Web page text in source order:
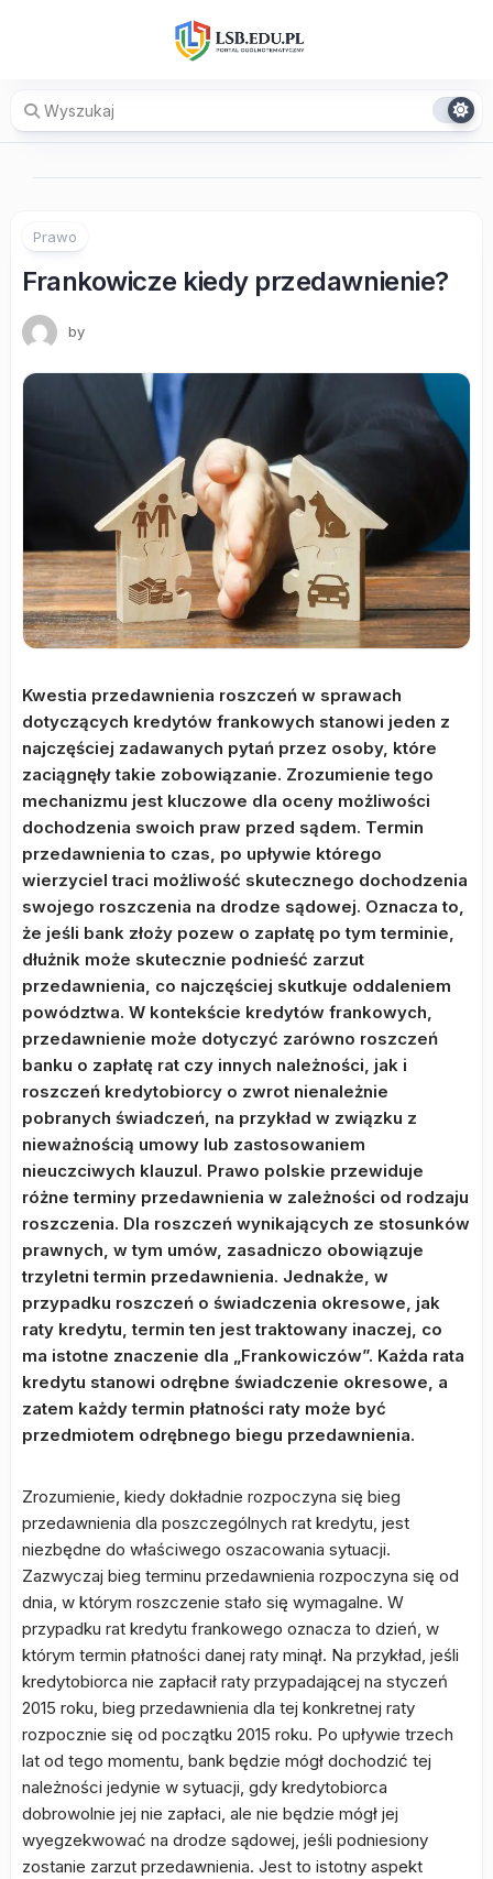
Prawo
Frankowicze kiedy przedawnienie?
by
Kwestia przedawnienia roszczeń w sprawach
dotyczących kredytów frankowych stanowi jeden z
najczęściej zadawanych pytań przez osoby, które
zaciągnęły takie zobowiązanie. Zrozumienie tego
mechanizmu jest kluczowe dla oceny możliwości
dochodzenia swoich praw przed sądem. Termin
przedawnienia to czas, po upływie którego
wierzyciel traci możliwość skutecznego dochodzenia
swojego roszczenia na drodze sądowej. Oznacza to,
że jeśli bank złoży pozew o zapłatę po tym terminie,
dłużnik może skutecznie podnieść zarzut
przedawnienia, co najczęściej skutkuje oddaleniem
powództwa. W kontekście kredytów frankowych,
przedawnienie może dotyczyć zarówno roszczeń
banku o zapłatę rat czy innych należności, jak i
roszczeń kredytobiorcy o zwrot nienależnie
pobranych świadczeń, na przykład w związku z
nieważnością umowy lub zastosowaniem
nieuczciwych klauzul. Prawo polskie przewiduje
różne terminy przedawnienia w zależności od rodzaju
roszczenia. Dla roszczeń wynikających ze stosunków
prawnych, w tym umów, zasadniczo obowiązuje
trzyletni termin przedawnienia. Jednakże, w
przypadku roszczeń o świadczenia okresowe, jak
raty kredytu, termin ten jest traktowany inaczej, co
ma istotne znaczenie dla „Frankowiczów”. Każda rata
kredytu stanowi odrębne świadczenie okresowe, a
zatem każdy termin płatności raty może być
przedmiotem odrębnego biegu przedawnienia.
Zrozumienie, kiedy dokładnie rozpoczyna się bieg
przedawnienia dla poszczególnych rat kredytu, jest
niezbędne do właściwego oszacowania sytuacji.
Zazwyczaj bieg terminu przedawnienia rozpoczyna się od
dnia, w którym roszczenie stało się wymagalne. W
przypadku rat kredytu frankowego oznacza to dzień, w
którym termin płatności danej raty minął. Na przykład, jeśli
kredytobiorca nie zapłacił raty przypadającej na styczeń
2015 roku, bieg przedawnienia dla tej konkretnej raty
rozpocznie się od początku 2015 roku. Po upływie trzech
lat od tego momentu, bank będzie mógł dochodzić tej
należności jedynie w sytuacji, gdy kredytobiorca
dobrowolnie jej nie zapłaci, ale nie będzie mógł jej
wyegzekwować na drodze sądowej, jeśli podniesiony
zostanie zarzut przedawnienia. Jest to istotny aspekt